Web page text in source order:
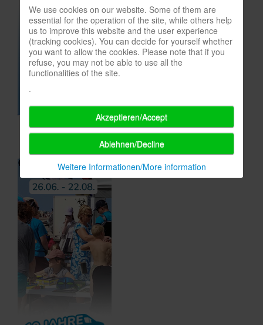
We use cookies on our website. Some of them are
essential for the operation of the site, while others help
us to improve this website and the user experience
(tracking cookies). You can decide for yourself whether
you want to allow the cookies. Please note that if you
refuse, you may not be able to use all the
functionalities of the site.
.
Akzeptieren/Accept
Ablehnen/Decline
Weitere Informationen/More information